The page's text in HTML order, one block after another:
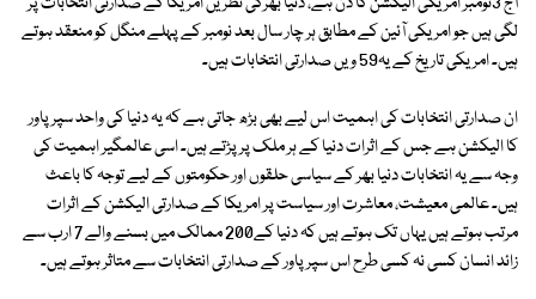
لگی ہیں جو امریکی آئین کے مطابق ہر چار سال بعد نومبر کے پہلے منگل کو منعقد ہوتے
ہیں۔ امریکی تاریخ کے یہ59 ویں صدارتی انتخابات ہیں۔
ان صدارتی انتخابات کی اہمیت اس لیے بھی بڑھ جاتی ہے کہ یہ دنیا کی واحد سپر پاور
کا الیکشن ہے جس کے اثرات دنیا کے ہر ملک پر پڑتے ہیں۔ اسی عالمگیر اہمیت کی
وجہ سے یہ انتخابات دنیا بھر کے سیاسی حلقوں اور حکومتوں کے لیے توجہ کا باعث
ہیں۔ عالمی معیشت، معاشرت اور سیاست پر امریکا کے صدارتی الیکشن کے اثرات
مرتب ہوتے ہیں یہاں تک ہوتے ہیں کہ دنیا کے200 ممالک میں بسنے والے 7 ارب سے
زائد انسان کسی نہ کسی طرح اس سپرپاور کے صدارتی انتخابات سے متاثر ہوتے ہیں۔